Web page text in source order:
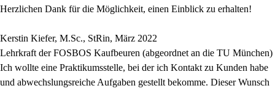
Herzlichen Dank für die Möglichkeit, einen Einblick zu erhalten!
Kerstin Kiefer, M.Sc., StRin, März 2022
Lehrkraft der FOSBOS Kaufbeuren (abgeordnet an die TU München)
Ich wollte eine Praktikumsstelle, bei der ich Kontakt zu Kunden habe
und abwechslungsreiche Aufgaben gestellt bekomme. Dieser Wunsch